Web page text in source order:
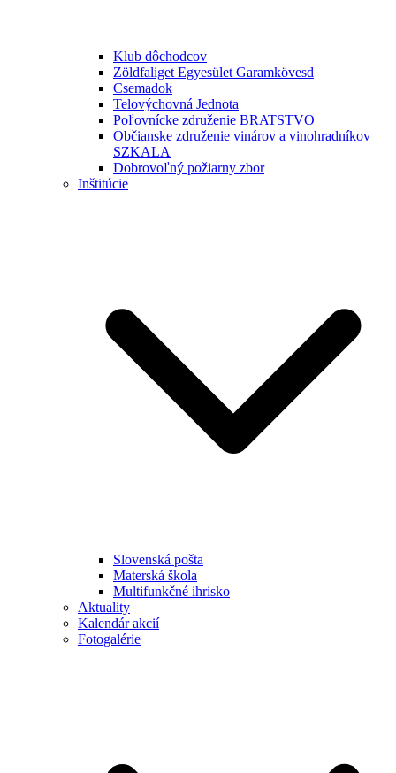
Klub dôchodcov
Zöldfaliget Egyesület Garamkövesd
Csemadok
Telovýchovná Jednota
Poľovnícke združenie BRATSTVO
Občianske združenie vinárov a vinohradníkov
SZKALA
Dobrovoľný požiarny zbor
Inštitúcie
Slovenská pošta
Materská škola
Multifunkčné ihrisko
Aktuality
Kalendár akcií
Fotogalérie